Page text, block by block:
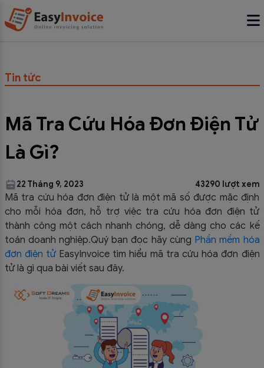
Tin tức
Mã Tra Cứu Hóa Đơn Điện Tử
Là Gì?
22 Tháng 9, 2023 43290 lượt xem
Mã tra cứu hóa đơn điện tử là một mã số được mặc định
cho mỗi hóa đơn, hỗ trợ việc tra cứu hóa đơn điện tử
thành công một cách nhanh chóng, dễ dàng cho các kế
toán doanh nghiệp.Quý bạn đọc hãy cùng Phần mềm hóa
đơn điện tửEasyInvoice tìm hiểu mã tra cứu hóa đơn điện
tử là gì qua bài viết sau đây.